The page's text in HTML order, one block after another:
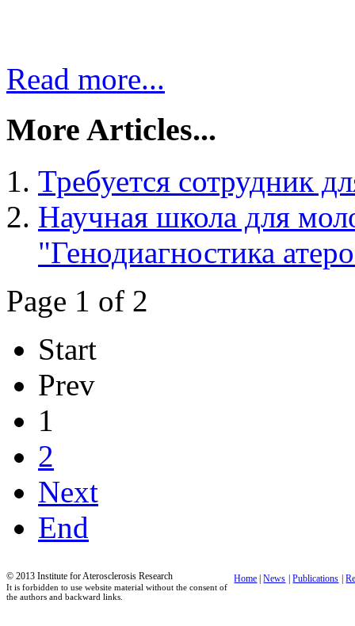
Read more...
More Articles...
Требуется сотрудник
Научная школа для
"Генодиагностика
Page 1 of 2
Start
Prev
1
2
Next
End
© 2013 Institute for Aterosclerosis Research
It is forbidden to use website material without the consent of
the authors and backward links.
Home |News |Publications |